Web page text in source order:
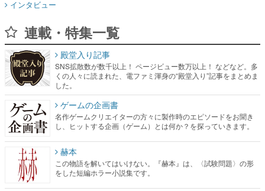
インタビュー
連載・特集一覧
殿堂入り記事
SNS拡散数が数千以上！ ページビュー数万以上！ などなど。多
くの人々に読まれた、電ファミ渾身の“殿堂入り”記事をまとめま
した。
ゲームの企画書
名作ゲームクリエイターの方々に製作時のエピソードをお聞き
し、ヒットする企画（ゲーム）とは何か？を探っていきます。
赫本
この物語を解いてはいけない。『赫本』は、〈試験問題〉の形
をした短編ホラー小説集です。